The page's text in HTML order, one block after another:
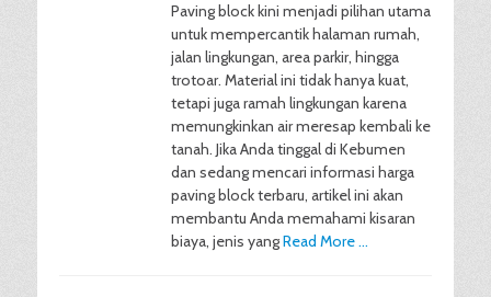
Paving block kini menjadi pilihan utama
untuk mempercantik halaman rumah,
jalan lingkungan, area parkir, hingga
trotoar. Material ini tidak hanya kuat,
tetapi juga ramah lingkungan karena
memungkinkan air meresap kembali ke
tanah. Jika Anda tinggal di Kebumen
dan sedang mencari informasi harga
paving block terbaru, artikel ini akan
membantu Anda memahami kisaran
biaya, jenis yangRead More …